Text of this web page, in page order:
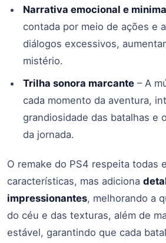
Narrativa emocional e
contada por meio de ações e
diálogos excessivos,
mistério.
Trilha sonora marcante– A
cada momento da aventura,
grandiosidade das batalhas e
da jornada.
O remake do PS4 respeita todas
características, mas adiciona
impressionantes, melhorando a
do céu e das texturas, além de
estável, garantindo que cada